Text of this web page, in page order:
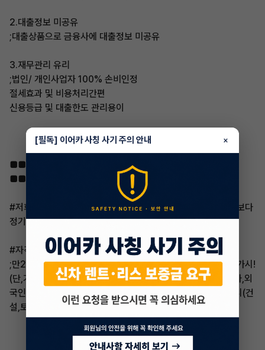
2.대출정보 미공유
;대출상품으로 금융사에 대출정보 미공유
3.재무관리 유리
;법인/ 개인사업자 100% 손비인정
절세효과 및 비용처리간편
신용등급 및 대출한도 관리용이
■■■■■■■■ 출고 준비서류와 자격제한사항
■■■■■■■■■■■■■■■■■■■■
#저희는 무심사 신용조회없는 계약이기 때문에 신용도와 서류보다
정기적인 수입여부와 직업여부를 주로 체크합니다!
#자격제한 사항
;만26세미만, 운전경력1년미만, 면허취득1년미만, 소득입증불가시!
(단,가족통장이라도 입증시 가능),제주도 도민, 음주 면허취소자,외
국인불가,군미필자,주민등록말소자, 특정제한업종업무용사용시(건
설,토목,대리기사업,여행사,엔터,보안경비업등)
[필독] 이어카 사칭 사기 주의 안내 ×